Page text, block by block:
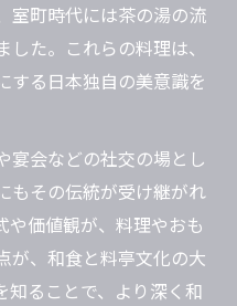
魅力とは
和食と料亭文化
江戸の背景を探る
話と江戸の食文化
に与えた影響とは
料理の流れ
年表でわかりやすく
室町時代には茶の湯の流
た。これらの料理は、
する日本独自の美意識を
宴会などの社交の場とし
もその伝統が受け継がれ
や価値観が、料理やおも
が、和食と料亭文化の大
知ることで、より深く和